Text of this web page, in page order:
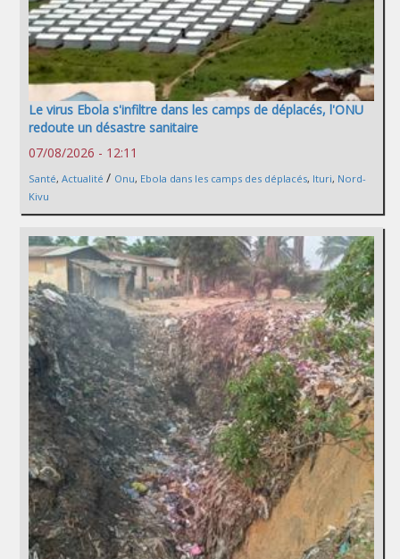
Le virus Ebola s'infiltre dans les camps de déplacés, l'ONU
redoute un désastre sanitaire
07/08/2026 - 12:11
Santé, Actualité / Onu, Ebola dans les camps des déplacés, Ituri, Nord-
Kivu